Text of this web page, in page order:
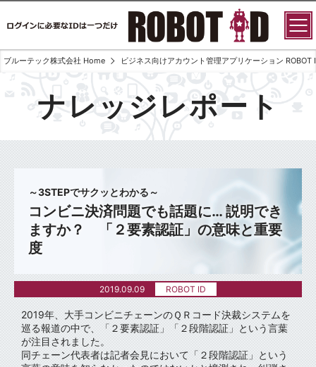
ブルーテック株式会社 Home ビジネス向けアカウント管理アプリケーション ROBOT
ナレッジレポート
～3STEPでサクッとわかる～
コンビニ決済問題でも話題に… 説明でき
ますか？ 「２要素認証」の意味と重要
度
2019.09.09 ROBOT ID
2019年、大手コンビニチェーンのＱＲコード決裁システムを
巡る報道の中で、「２要素認証」「２段階認証」という言葉
が注目されました。
同チェーン代表者は記者会見において「２段階認証」という